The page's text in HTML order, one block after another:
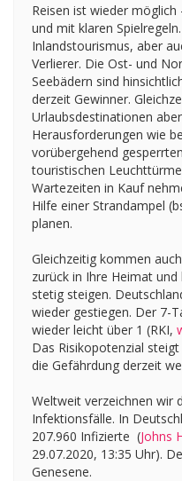
Reisen ist wieder
und mit klaren
Inlandstourismus, aber
Verlierer. Die Ost- und
Seebädern sind
derzeit Gewinner.
Urlaubsdestinationen
Herausforderungen wie
vorübergehend
touristischen
Wartezeiten in Kauf
Hilfe einer Strandampel
planen.
Gleichzeitig kommen
zurück in Ihre Heimat
stetig steigen.
wieder gestiegen. Der 7-
wieder leicht über 1 (RKI,
Das Risikopotenzial
die Gefährdung derzeit
Weltweit verzeichnen wir
Infektionsfälle. In
207.960 Infizierte (Johns
29.07.2020, 13:35 Uhr).
Genesene.